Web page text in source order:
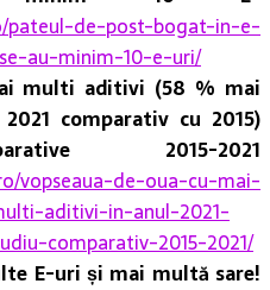
pateul-de-post-bogat-in-e-
au-minim-10-e-uri/
multi aditivi (58 % mai
comparativ cu 2015)
2015-2021
vopseaua-de-oua-cu-mai-
aditivi-in-anul-2021-
comparativ-2015-2021/
E-uri și mai multă sare!